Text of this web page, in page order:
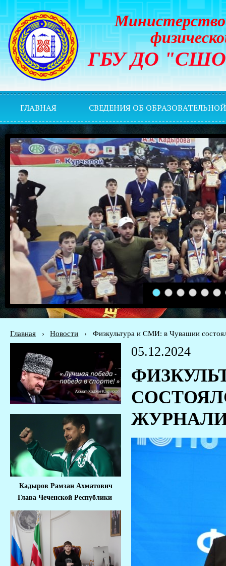
Министерство
ГБУ ДО "СШОР
ГЛАВНАЯ СВЕДЕНИЯ ОБ
1 2 3 4 5 6
Главная › Новости › Физкультура и СМИ: в Чувашии
Кадыров Рамзан Ахматович
Глава Чеченской Республики
05.12.2024